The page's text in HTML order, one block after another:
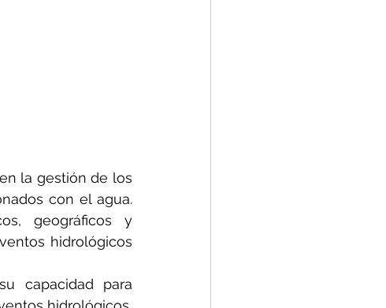
la gestión de los
con el agua.
geográficos y
hidrológicos
capacidad para